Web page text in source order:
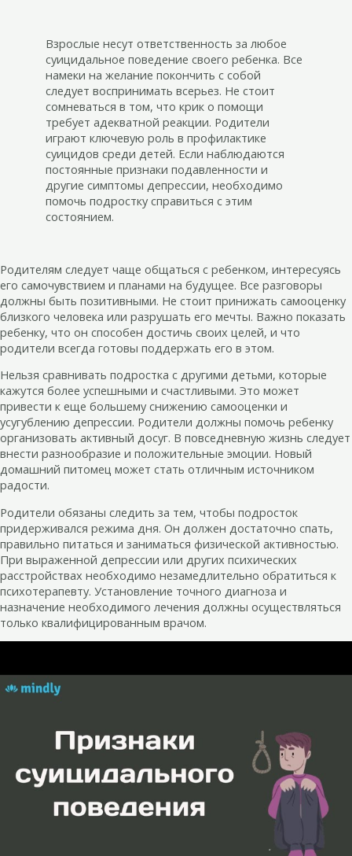
Взрослые несут ответственность за любое
суицидальное поведение своего ребенка. Все
намеки на желание покончить с собой
следует воспринимать всерьез. Не стоит
сомневаться в том, что крик о помощи
требует адекватной реакции. Родители
играют ключевую роль в профилактике
суицидов среди детей. Если наблюдаются
постоянные признаки подавленности и
другие симптомы депрессии, необходимо
помочь подростку справиться с этим
состоянием.
Родителям следует чаще общаться с ребенком, интересуясь
его самочувствием и планами на будущее. Все разговоры
должны быть позитивными. Не стоит принижать самооценку
близкого человека или разрушать его мечты. Важно показать
ребенку, что он способен достичь своих целей, и что
родители всегда готовы поддержать его в этом.
Нельзя сравнивать подростка с другими детьми, которые
кажутся более успешными и счастливыми. Это может
привести к еще большему снижению самооценки и
усугублению депрессии. Родители должны помочь ребенку
организовать активный досуг. В повседневную жизнь следует
внести разнообразие и положительные эмоции. Новый
домашний питомец может стать отличным источником
радости.
Родители обязаны следить за тем, чтобы подросток
придерживался режима дня. Он должен достаточно спать,
правильно питаться и заниматься физической активностью.
При выраженной депрессии или других психических
расстройствах необходимо незамедлительно обратиться к
психотерапевту. Установление точного диагноза и
назначение необходимого лечения должны осуществляться
только квалифицированным врачом.